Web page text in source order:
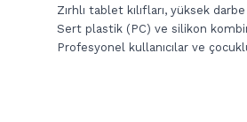
Zırhlı tablet kılıfları, yüksek
Sert plastik (PC) ve silikon
Profesyonel kullanıcılar ve